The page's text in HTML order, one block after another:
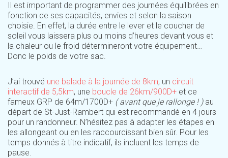
Il est important de programmer des journées équilibrées en
fonction de ses capacités, envies et selon la saison
choisie. En effet, la durée entre le lever et le coucher de
soleil vous laissera plus ou moins d’heures devant vous et
la chaleur ou le froid détermineront votre équipement…
Donc le poids de votre sac.
J’ai trouvé une balade à la journée de 8km, un circuit
interactif de 5,5km, une boucle de 26km/900D+ et ce
fameux GRP de 64m/1700D+ ( avant que je rallonge ! )au
départ de St-Just-Rambert qui est recommandé en 4 jours
pour un randonneur. N’hésitez pas à adapter les étapes en
les allongeant ou en les raccourcissant bien sûr. Pour les
temps donnés à titre indicatif, ils incluent les temps de
pause.